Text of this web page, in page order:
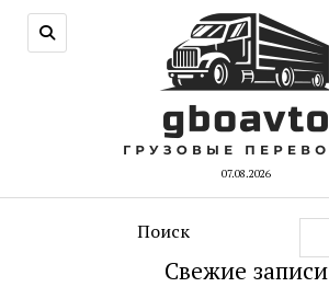
07.08.2026
Поиск
Свежие записи